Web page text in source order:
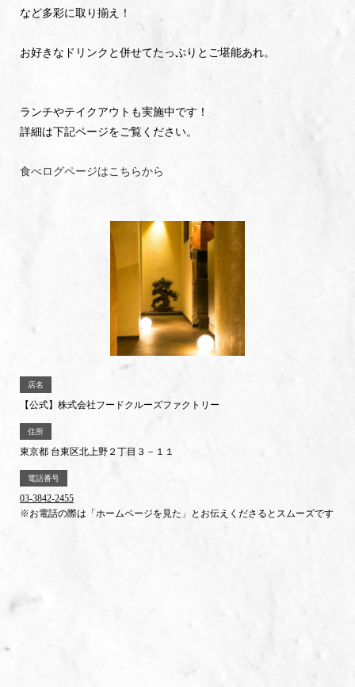
など多彩に取り揃え！
お好きなドリンクと併せてたっぷりとご堪能あれ。
ランチやテイクアウトも実施中です！
詳細は下記ページをご覧ください。
食べログページはこちらから
店名
【公式】株式会社フードクルーズファクトリー
住所
東京都 台東区北上野２丁目３－１１
電話番号
03-3842-2455
※お電話の際は「ホームページを見た」とお伝えくださるとスムーズです